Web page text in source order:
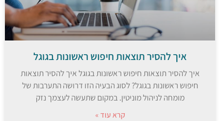
איך להסיר תוצאות חיפוש ראשונות בגוגל
איך להסיר תוצאות חיפוש ראשונות בגוגל איך להסיר תוצאות
חיפוש ראשונות בגוגל? לסוג הבעיה הזו דרושה התערבות של
מומחה לניהול מוניטין. במקום שתעשה לעצמך נזק
קרא עוד »